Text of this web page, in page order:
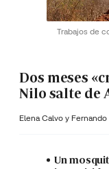
Trabajos de
Dos meses
Nilo salte de
Elena Calvo y Fernando
Un